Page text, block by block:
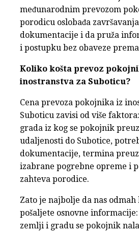
međunarodnim prevozom
porodicu oslobađa završavanja
dokumentacije i da pruža
i postupku bez obaveze
Koliko košta prevoz
inostranstva za Suboticu?
Cena prevoza pokojnika iz
Suboticu zavisi od više
grada iz kog se pokojnik
udaljenosti do Subotice,
dokumentacije, termina
izabrane pogrebne opreme i
zahteva porodice.
Zato je najbolje da nas
pošaljete osnovne
zemlji i gradu se pokojnik